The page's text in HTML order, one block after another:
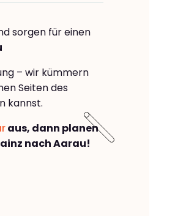
sorgen für einen
– wir kümmern
Seiten des
kannst.
aus, dann planen
nach Aarau!